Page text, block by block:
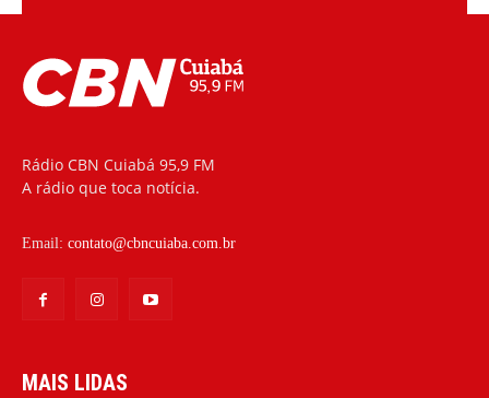
Rádio CBN Cuiabá 95,9 FM
A rádio que toca notícia.
Email: contato@cbncuiaba.com.br
MAIS LIDAS